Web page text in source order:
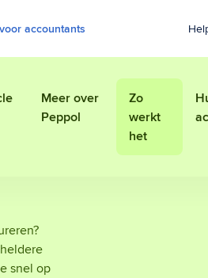
accountants
Meer over
Peppol
Zo
werkt
het
snel op